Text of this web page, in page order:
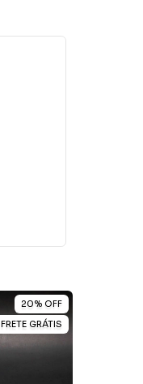
20% OFF
FRETE GRÁTIS